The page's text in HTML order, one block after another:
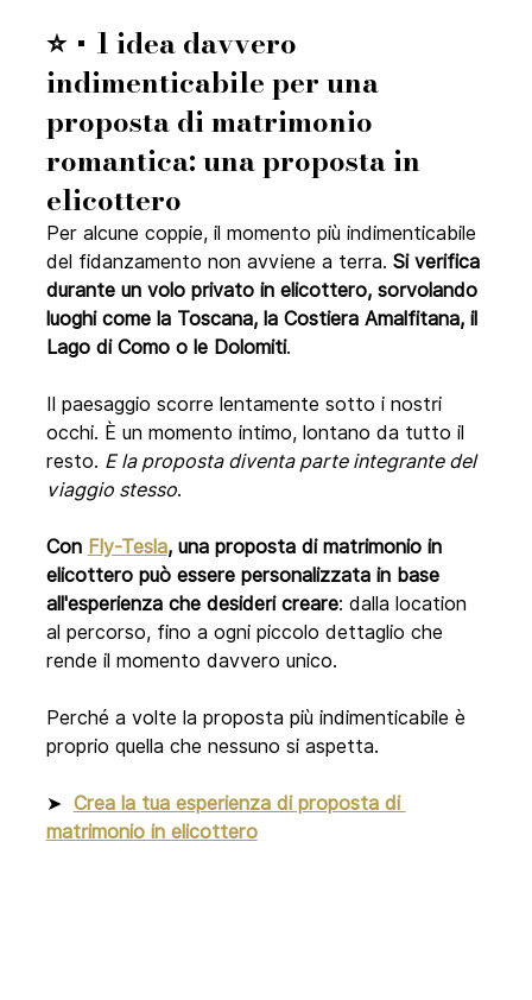
⭐ + 1 idea davvero
indimenticabile per una
proposta di matrimonio
romantica: una proposta in
elicottero
Per alcune coppie, il momento più indimenticabile
del fidanzamento non avviene a terra. Si verifica
durante un volo privato in elicottero, sorvolando
luoghi come la Toscana, la Costiera Amalfitana, il
Lago di Como o le Dolomiti.
Il paesaggio scorre lentamente sotto i nostri
occhi. È un momento intimo, lontano da tutto il
resto. E la proposta diventa parte integrante del
viaggio stesso.
Con Fly-Tesla, una proposta di matrimonio in
elicottero può essere personalizzata in base
all'esperienza che desideri creare: dalla location
al percorso, fino a ogni piccolo dettaglio che
rende il momento davvero unico.
Perché a volte la proposta più indimenticabile è
proprio quella che nessuno si aspetta.
➤ Crea la tua esperienza di proposta di
matrimonio in elicottero